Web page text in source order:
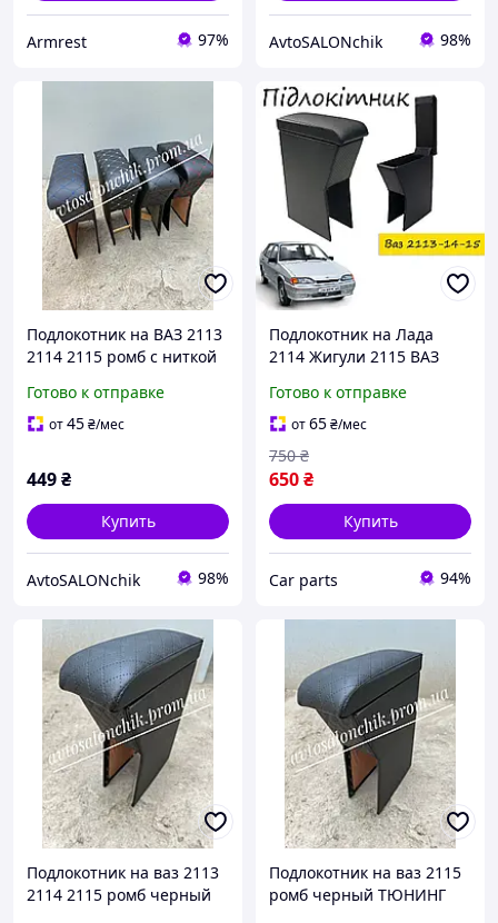
Armrest 97% AvtoSALONchik 98%
Подлокотник на ВАЗ 2113
2114 2115 ромб с ниткой
Готово к отправке
от45₴/мес
449₴
Купить
AvtoSALONchik 98%
Подлокотник на Лада
2114 Жигули 2115 ВАЗ
Готово к отправке
от65₴/мес
650₴
750 ₴
Купить
Сar parts 94%
Подлокотник на ваз 2113
2114 2115 ромб черный
Подлокотник на ваз 2115
ромб черный ТЮНИНГ